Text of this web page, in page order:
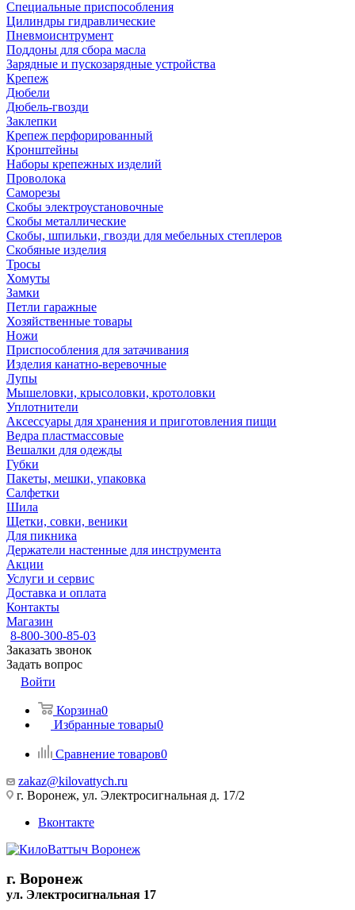
Специальные приспособления
Цилиндры гидравлические
Пневмоиснтрумент
Поддоны для сбора масла
Зарядные и пускозарядные устройства
Крепеж
Дюбели
Дюбель-гвозди
Заклепки
Крепеж перфорированный
Кронштейны
Наборы крепежных изделий
Проволока
Саморезы
Скобы электроустановочные
Скобы металлические
Скобы, шпильки, гвозди для мебельных степлеров
Скобяные изделия
Тросы
Хомуты
Замки
Петли гаражные
Хозяйственные товары
Ножи
Приспособления для затачивания
Изделия канатно-веревочные
Лупы
Мышеловки, крысоловки, кротоловки
Уплотнители
Аксессуары для хранения и приготовления пищи
Ведра пластмассовые
Вешалки для одежды
Губки
Пакеты, мешки, упаковка
Салфетки
Шила
Щетки, совки, веники
Для пикника
Держатели настенные для инструмента
Акции
Услуги и сервис
Доставка и оплата
Контакты
Магазин
8-800-300-85-03
Заказать звонок
Задать вопрос
Войти
Корзина0
Избранные товары0
Сравнение товаров0
zakaz@kilovattych.ru
г. Воронеж, ул. Электросигнальная д. 17/2
Вконтакте
г. Воронеж
ул. Электросигнальная 17